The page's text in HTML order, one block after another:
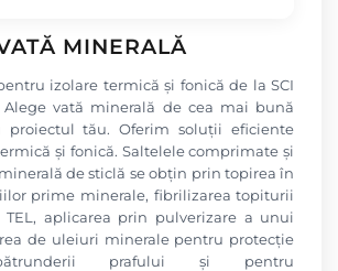
MINERALĂ
izolare termică și fonică de la SCI
Alege vată minerală de cea mai bună
proiectul tău. Oferim soluții eficiente
și fonică. Saltelele comprimate și
de sticlă se obțin prin topirea în
prime minerale, fibrilizarea topiturii
aplicarea prin pulverizare a unui
de uleiuri minerale pentru protecție
prafului și pentru